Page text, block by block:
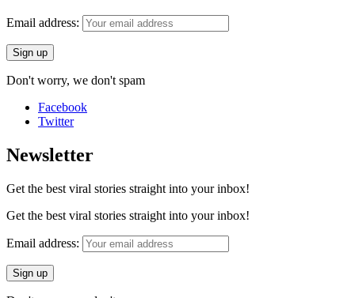
Email address:
Don't worry, we don't spam
Facebook
Twitter
Newsletter
Get the best viral stories straight into your inbox!
Get the best viral stories straight into your inbox!
Email address: